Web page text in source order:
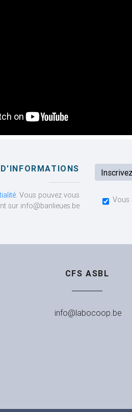
. Vous pouvez vous
sur info@banlieues.be
Adresse
Vous
CFS ASBL
info@labocoop.be